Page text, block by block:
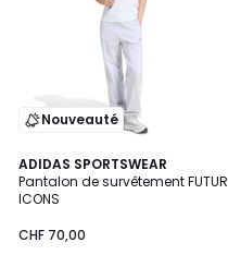
Nouveauté
ADIDAS SPORTSWEAR
Pantalon de survêtement FUTUR
ICONS
CHF 70,00